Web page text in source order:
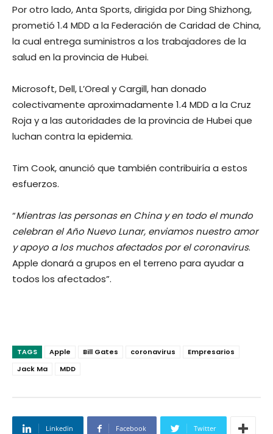
Por otro lado, Anta Sports, dirigida por Ding Shizhong,
prometió 1.4 MDD a la Federación de Caridad de China,
la cual entrega suministros a los trabajadores de la
salud en la provincia de Hubei.
Microsoft, Dell, L’Oreal y Cargill, han donado
colectivamente aproximadamente 1.4 MDD a la Cruz
Roja y a las autoridades de la provincia de Hubei que
luchan contra la epidemia.
Tim Cook, anunció que también contribuiría a estos
esfuerzos.
“Mientras las personas en China y en todo el mundo
celebran el Año Nuevo Lunar, enviamos nuestro amor
y apoyo a los muchos afectados por el coronavirus.
Apple donará a grupos en el terreno para ayudar a
todos los afectados”.
TAGS Apple Bill Gates coronavirus
Empresarios
Jack Ma
MDD
Linkedin Facebook Twitter